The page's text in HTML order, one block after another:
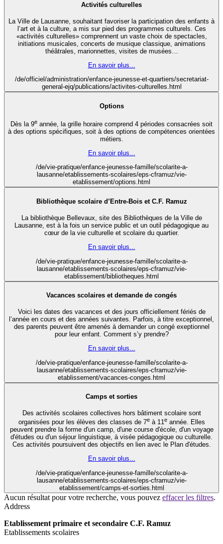
Activités culturelles
La Ville de Lausanne, souhaitant favoriser la participation des enfants à
l’art et à la culture, a mis sur pied des programmes culturels. Ces
«activités culturelles» comprennent un vaste choix de spectacles,
initiations musicales, concerts de musique classique, animations
théâtrales, marionnettes, visites de musées…
En savoir plus...
/de/officiel/administration/enfance-jeunesse-et-quartiers/secretariat-
general-ejq/publications/activites-culturelles.html
Options
Dès la 9e année, la grille horaire comprend 4 périodes consacrées soit
à des options spécifiques, soit à des options de compétences orientées
métiers.
En savoir plus...
/de/vie-pratique/enfance-jeunesse-famille/scolarite-a-
lausanne/etablissements-scolaires/eps-cframuz/vie-
etablissement/options.html
Bibliothèque scolaire d’Entre-Bois et C.F. Ramuz
La bibliothèque Bellevaux, site des Bibliothèques de la Ville de
Lausanne, est à la fois un service public et un outil pédagogique au
cœur de la vie culturelle et scolaire du quartier.
En savoir plus...
/de/vie-pratique/enfance-jeunesse-famille/scolarite-a-
lausanne/etablissements-scolaires/eps-cframuz/vie-
etablissement/bibliotheques.html
Vacances scolaires et demande de congés
Voici les dates des vacances et des jours officiellement fériés de
l’année en cours et des années suivantes. Parfois, à titre exceptionnel,
des parents peuvent être amenés à demander un congé exeptionnel
pour leur enfant. Comment s’y prendre?
En savoir plus...
/de/vie-pratique/enfance-jeunesse-famille/scolarite-a-
lausanne/etablissements-scolaires/eps-cframuz/vie-
etablissement/vacances-conges.html
Camps et sorties
Des activités scolaires collectives hors bâtiment scolaire sont
organisées pour les élèves des classes de 7eà 11eannée. Elles
peuvent prendre la forme d'un camp, d'une course d'école, d'un voyage
d'études ou d'un séjour linguistique, à visée pédagogique ou culturelle.
Ces activités poursuivent des objectifs en lien avec le Plan d'études.
En savoir plus...
/de/vie-pratique/enfance-jeunesse-famille/scolarite-a-
lausanne/etablissements-scolaires/eps-cframuz/vie-
etablissement/camps-et-sorties.html
Aucun résultat pour votre recherche, vous pouvez effacer les filtres.
Address
Etablissement primaire et secondaire C.F. Ramuz
Etablissements scolaires